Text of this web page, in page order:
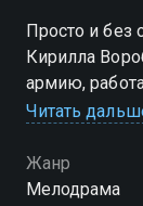
Просто и без
Кирилла
армию,
он встретил
Читать
Жанр
Мелодрама